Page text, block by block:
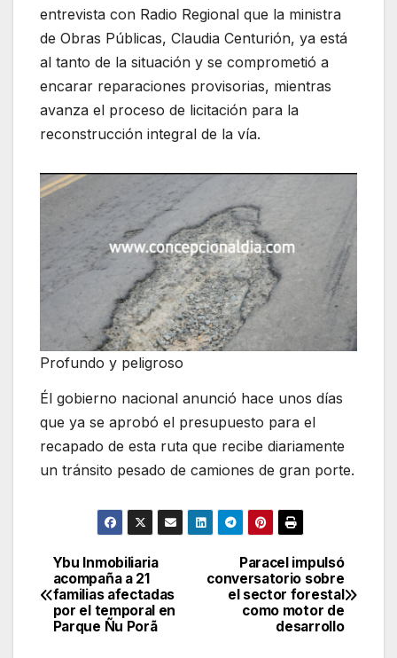
entrevista con Radio Regional que la ministra
de Obras Públicas, Claudia Centurión, ya está
al tanto de la situación y se comprometió a
encarar reparaciones provisorias, mientras
avanza el proceso de licitación para la
reconstrucción integral de la vía.
Profundo y peligroso
Él gobierno nacional anunció hace unos días
que ya se aprobó el presupuesto para el
recapado de esta ruta que recibe diariamente
un tránsito pesado de camiones de gran porte.
Navegación
de
entradas
Paracel impulsó
conversatorio sobre
el sector forestal
como motor de
desarrollo
Ybu Inmobiliaria
acompaña a 21
familias afectadas
por el temporal en
Parque Ñu Porã